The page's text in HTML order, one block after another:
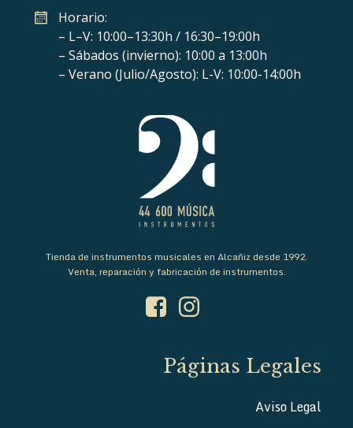
Horario:
– L–V: 10:00–13:30h / 16:30–19:00h
– Sábados (invierno): 10:00 a 13:00h
– Verano (Julio/Agosto): L-V: 10:00-14:00h
Tienda de instrumentos musicales en Alcañiz desde 1992.
Venta, reparación y fabricación de instrumentos.
Páginas Legales
Aviso Legal